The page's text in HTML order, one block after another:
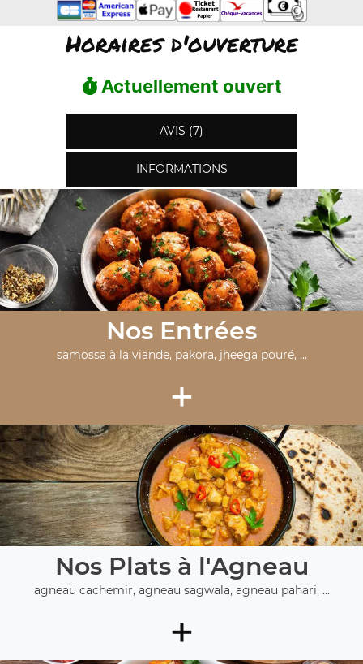
Horaires d'ouverture
Actuellement ouvert
AVIS (7)
INFORMATIONS
Nos Entrées
samossa à la viande, pakora, jheega pouré, ...
+
Nos Plats à l'Agneau
agneau cachemir, agneau sagwala, agneau pahari, ...
+